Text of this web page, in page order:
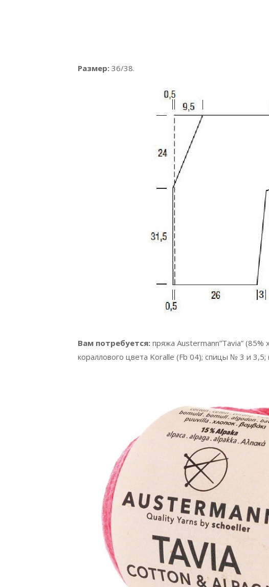
Размер: 36/38.
Вам потребуется: пряжа Austermann”Tavia”
кораллового цвета Koralle (Fb 04); спицы № 3 и